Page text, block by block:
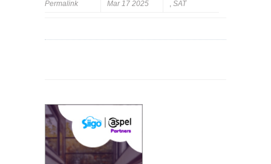
Permalink
Mar 17 2025
, SAT